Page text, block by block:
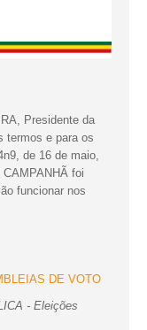
Presidente da
termos e para os
de 16 de maio,
foi
funcionar nos
DE VOTO
- Eleições